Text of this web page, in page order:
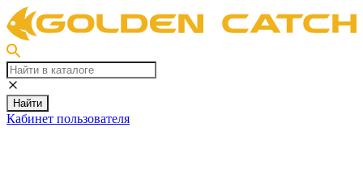
Найти
Кабинет пользователя